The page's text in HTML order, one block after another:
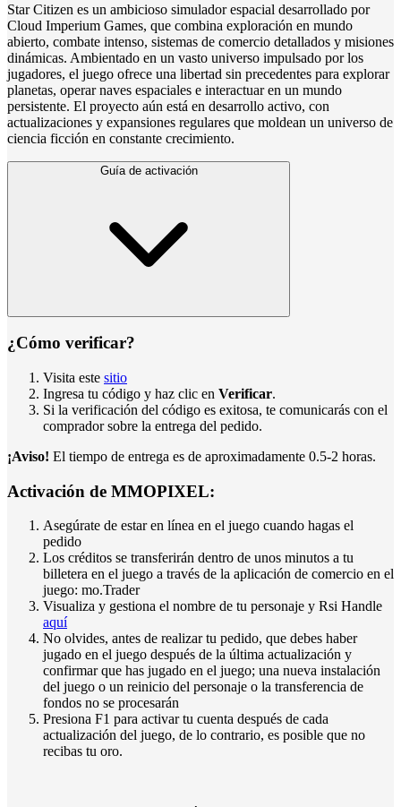
Star Citizen es un ambicioso simulador espacial desarrollado por
Cloud Imperium Games, que combina exploración en mundo
abierto, combate intenso, sistemas de comercio detallados y misiones
dinámicas. Ambientado en un vasto universo impulsado por los
jugadores, el juego ofrece una libertad sin precedentes para explorar
planetas, operar naves espaciales e interactuar en un mundo
persistente. El proyecto aún está en desarrollo activo, con
actualizaciones y expansiones regulares que moldean un universo de
ciencia ficción en constante crecimiento.
Guía de activación
¿Cómo verificar?
Visita este sitio
Ingresa tu código y haz clic en Verificar.
Si la verificación del código es exitosa, te comunicarás con el
comprador sobre la entrega del pedido.
¡Aviso! El tiempo de entrega es de aproximadamente 0.5-2 horas.
Activación de MMOPIXEL:
Asegúrate de estar en línea en el juego cuando hagas el
pedido
Los créditos se transferirán dentro de unos minutos a tu
billetera en el juego a través de la aplicación de comercio en el
juego: mo.Trader
Visualiza y gestiona el nombre de tu personaje y Rsi Handle
aquí
No olvides, antes de realizar tu pedido, que debes haber
jugado en el juego después de la última actualización y
confirmar que has jugado en el juego; una nueva instalación
del juego o un reinicio del personaje o la transferencia de
fondos no se procesarán
Presiona F1 para activar tu cuenta después de cada
actualización del juego, de lo contrario, es posible que no
recibas tu oro.